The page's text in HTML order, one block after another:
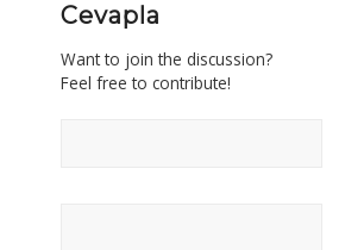
Cevapla
Want to join the discussion?
Feel free to contribute!